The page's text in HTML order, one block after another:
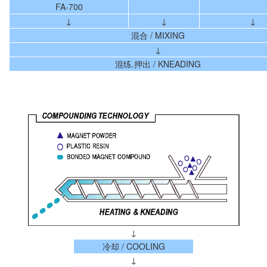
FA-700
↓ ↓
↓
混合 / MIXING
↓
混练.押出 / KNEADING
↓
冷却 / COOLING
↓